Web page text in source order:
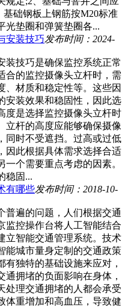
础钢板上钢筋按M20标准
光垫圈和弹簧垫圈各...
安装技巧发布时间：2024-
装技巧是确保监控系统正常
合的监控摄像头立杆时，需
、材质和稳定性等。这些因
安装效果和稳固性，因此选
度是选择监控摄像头立杆时
立杆的高度应能够确保摄像
同时不受遮挡。过高或过低
因此根据具体需求选择合适
个需要重点考虑的因素。
稳固...
有哪些发布时间：2018-10-
普遍的问题，人们根据交通
监控操作台将人工智能结合
立智能交通管理系统。技术
能城市量身定制的交通政策
独特的基础设施来应对，
通拥堵的负面影响在身体，
处理交通拥堵的人都会承受
体重增加和高血压，导致健